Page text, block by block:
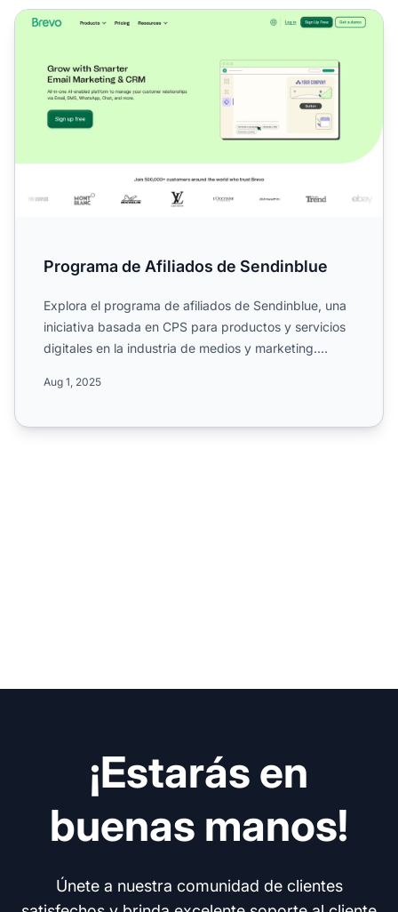
Programa de Afiliados de Sendinblue
Programa de Afiliados de Sendinblue
Explora el programa de afiliados de Sendinblue, una
iniciativa basada en CPS para productos y servicios
digitales en la industria de medios y marketing.
Aug 1, 2025
¡Estarás en
buenas manos!
Únete a nuestra comunidad de clientes